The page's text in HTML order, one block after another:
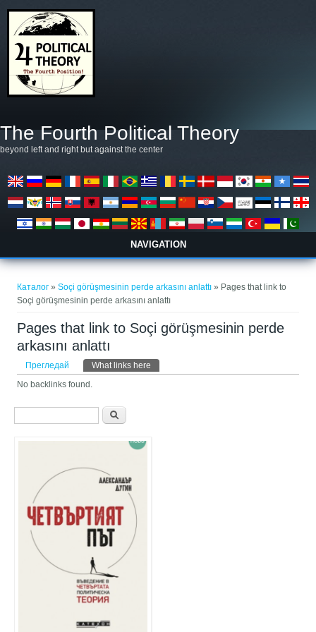
The Fourth Political Theory
beyond left and right but against the center
NAVIGATION
Каталог »Soçi görüşmesinin perde arkasını anlattı » Pages that link to
Soçi görüşmesinin perde arkasını anlattı
Pages that link to Soçi görüşmesinin perde
arkasını anlattı
Primary tabs
Прегледай What links here
No backlinks found.
Форма за търсене